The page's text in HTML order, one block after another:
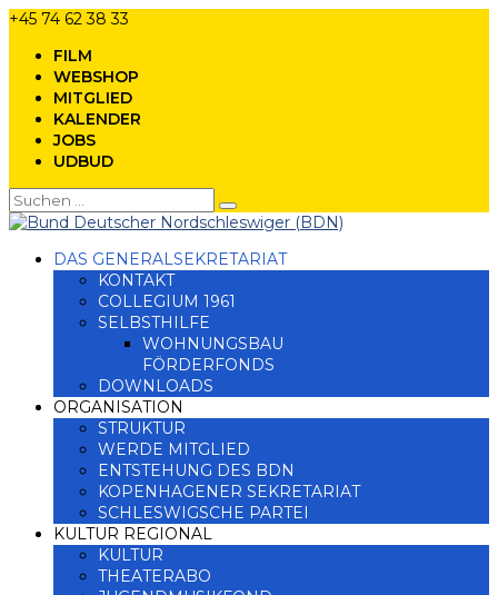
+45 74 62 38 33
FILM
WEBSHOP
MITGLIED
KALENDER
JOBS
UDBUD
DAS GENERALSEKRETARIAT
KONTAKT
COLLEGIUM 1961
SELBSTHILFE
WOHNUNGSBAU
FÖRDERFONDS
DOWNLOADS
ORGANISATION
STRUKTUR
WERDE MITGLIED
ENTSTEHUNG DES BDN
KOPENHAGENER SEKRETARIAT
SCHLESWIGSCHE PARTEI
KULTUR REGIONAL
KULTUR
THEATERABO